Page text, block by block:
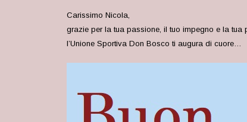
Carissimo Nicola,
grazie per la tua passione, il tuo impegno e la tua
l’Unione Sportiva Don Bosco ti augura di cuore…